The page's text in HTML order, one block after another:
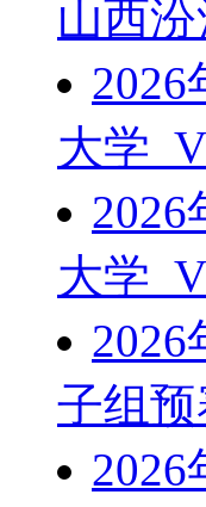
山西
大学
大学
2026
子组